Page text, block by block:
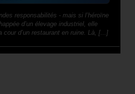
responsabilités - mais si l’héroïne
d’un élevage industriel, elle
cour d’un restaurant en ruine. Là, [...]